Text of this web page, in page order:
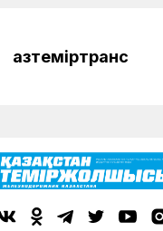
Қазтеміртранс